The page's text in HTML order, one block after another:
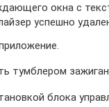
окна с
успешно
тумблером
блока